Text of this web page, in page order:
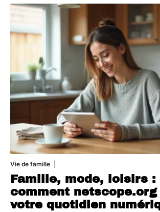
Vie de famille
Famille, mode, loisirs :
comment
votre quotidien